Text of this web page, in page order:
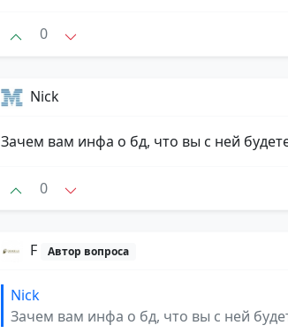
0
Nick
Зачем вам инфа о бд, что вы с ней
0
F Автор вопроса
Nick
Зачем вам инфа о бд, что вы с ней